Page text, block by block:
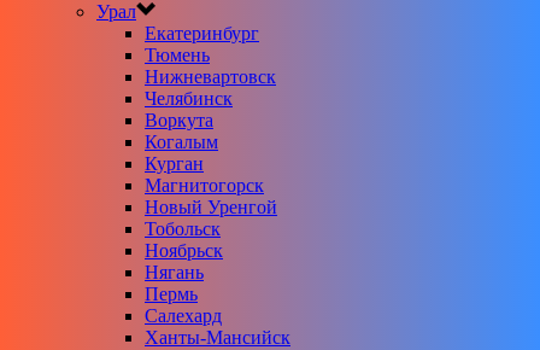
Урал
Екатеринбург
Тюмень
Нижневартовск
Челябинск
Воркута
Когалым
Курган
Магнитогорск
Новый Уренгой
Тобольск
Ноябрьск
Нягань
Пермь
Салехард
Ханты-Мансийск